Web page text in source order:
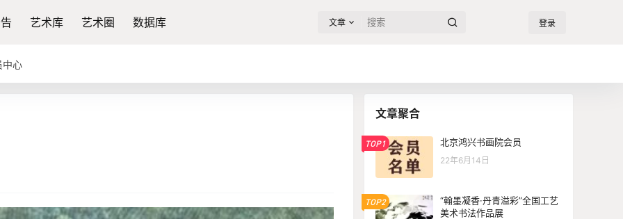
艺术库 艺术圈 数据库 文章 登录
中心
文章聚合
TOP1 北京鸿兴书画院会员
22年6月14日
TOP2
“翰墨凝香·丹青溢彩”全国工艺
美术书法作品展